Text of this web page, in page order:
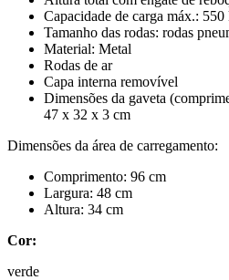
Capacidade de carga máx.: 550
Tamanho das rodas: rodas
Material: Metal
Rodas de ar
Capa interna removível
Dimensões da gaveta
47 x 32 x 3 cm
Dimensões da área de carregamento:
Comprimento: 96 cm
Largura: 48 cm
Altura: 34 cm
Cor:
verde